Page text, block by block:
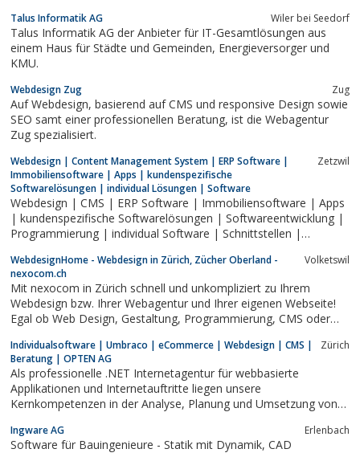
Talus Informatik AG Wiler bei Seedorf
Talus Informatik AG der Anbieter für IT-Gesamtlösungen aus
einem Haus für Städte und Gemeinden, Energieversorger und
KMU.
Webdesign Zug Zug
Auf Webdesign, basierend auf CMS und responsive Design sowie
SEO samt einer professionellen Beratung, ist die Webagentur
Zug spezialisiert.
Webdesign | Content Management System | ERP Software |
Immobiliensoftware | Apps | kundenspezifische
Softwarelösungen | individual Lösungen | Software
Zetzwil
Webdesign | CMS | ERP Software | Immobiliensoftware | Apps
| kundenspezifische Softwarelösungen | Softwareentwicklung |
Programmierung | individual Software | Schnittstellen |
WebdesignHome - Webdesign in Zürich, Zücher Oberland -
nexocom.ch
Volketswil
Mit nexocom in Zürich schnell und unkompliziert zu Ihrem
Webdesign bzw. Ihrer Webagentur und Ihrer eigenen Webseite!
Egal ob Web Design, Gestaltung, Programmierung, CMS oder
Individualsoftware | Umbraco | eCommerce | Webdesign | CMS |
Beratung | OPTEN AG
Zürich
Als professionelle .NET Internetagentur für webbasierte
Applikationen und Internetauftritte liegen unsere
Kernkompetenzen in der Analyse, Planung und Umsetzung von
Ingware AG Erlenbach
Software für Bauingenieure - Statik mit Dynamik, CAD